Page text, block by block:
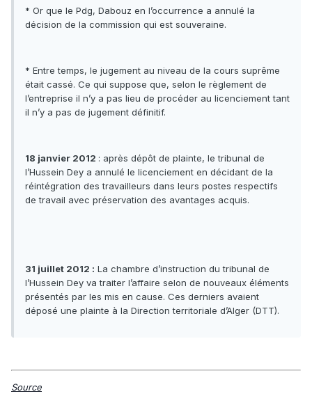
* Or que le Pdg, Dabouz en l’occurrence a annulé la
décision de la commission qui est souveraine.
* Entre temps, le jugement au niveau de la cours suprême
était cassé. Ce qui suppose que, selon le règlement de
l’entreprise il n’y a pas lieu de procéder au licenciement tant
il n’y a pas de jugement définitif.
18 janvier 2012 : après dépôt de plainte, le tribunal de
l’Hussein Dey a annulé le licenciement en décidant de la
réintégration des travailleurs dans leurs postes respectifs
de travail avec préservation des avantages acquis.
31 juillet 2012 : La chambre d’instruction du tribunal de
l’Hussein Dey va traiter l’affaire selon de nouveaux éléments
présentés par les mis en cause. Ces derniers avaient
déposé une plainte à la Direction territoriale d’Alger (DTT).
Source